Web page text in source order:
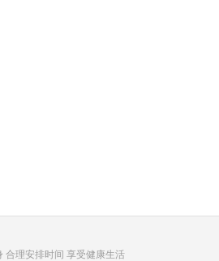
合理安排时间 享受健康生活